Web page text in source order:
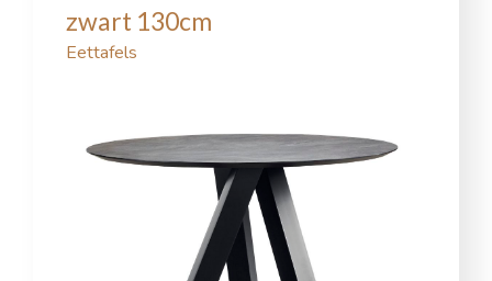
zwart 130cm
Eettafels